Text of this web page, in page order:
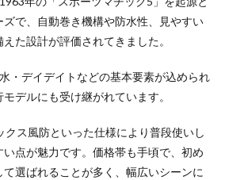
で、自動巻き機構や防水性、見やすい
た設計が評価されてきました。
・デイデイトなどの基本要素が込められ
デルにも受け継がれています。
クス風防といった仕様により普段使いし
点が魅力です。価格帯も手頃で、初め
選ばれることが多く、幅広いシーンに